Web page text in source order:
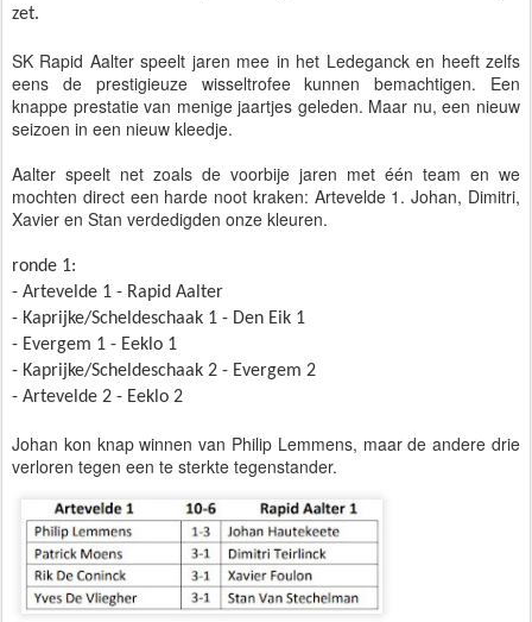
zet.
SK Rapid Aalter speelt jaren mee in het Ledeganck en heeft zelfs
eens de prestigieuze wisseltrofee kunnen bemachtigen. Een
knappe prestatie van menige jaartjes geleden. Maar nu, een nieuw
seizoen in een nieuw kleedje.
Aalter speelt net zoals de voorbije jaren met één team en we
mochten direct een harde noot kraken: Artevelde 1. Johan, Dimitri,
Xavier en Stan verdedigden onze kleuren.
ronde 1:
- Artevelde 1 - Rapid Aalter
- Kaprijke/Scheldeschaak 1 - Den Eik 1
- Evergem 1 - Eeklo 1
- Kaprijke/Scheldeschaak 2 - Evergem 2
- Artevelde 2 - Eeklo 2
Johan kon knap winnen van Philip Lemmens, maar de andere drie
verloren tegen een te sterkte tegenstander.